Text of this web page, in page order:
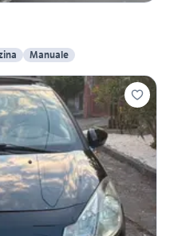
Manuale